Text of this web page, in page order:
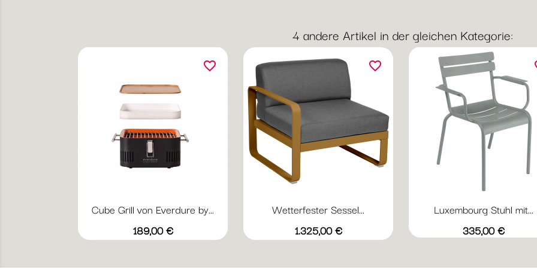
4 andere Artikel in der gleichen Kategorie:
Cube Grill von Everdure by...
Preis
189,00 €
Vorschau
Schwarz
Grün
favorite_border
Wetterfester Sessel...
Preis
1.325,00 €
Vorschau
Abyssblaugrauweiß
Acapulcoblau
FlanellgrauGraphitgrau
favorite_border
Luxembourg Stuhl mit...
Preis
335,00 €